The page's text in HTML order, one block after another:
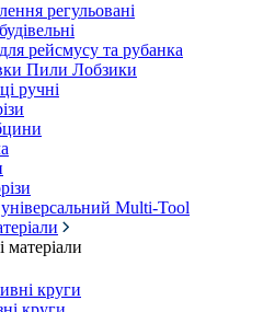
регульовані
рейсмусу та рубанка
Пили Лобзики
ручні
Multi-Tool
матеріали
круги